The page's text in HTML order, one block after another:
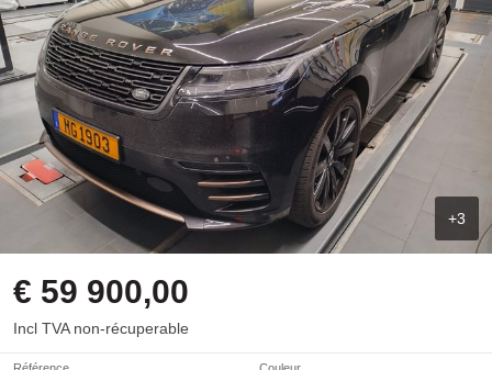
+3
€ 59 900,00
Incl TVA non-récuperable